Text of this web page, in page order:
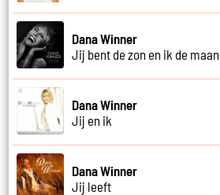
Dana Winner
Jij bent de zon en ik de maan
Dana Winner
Jij en ik
Dana Winner
Jij leeft